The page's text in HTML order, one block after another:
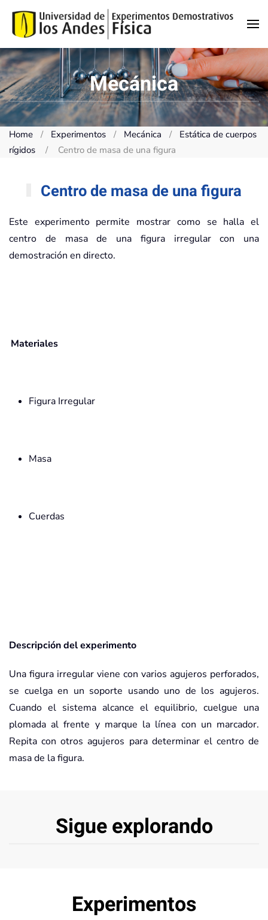
Skip to main content
Mecánica
Home Experimentos Mecánica
Estática de cuerpos
rígidos
Centro de masa de una figura
Centro de masa de una figura
Este experimento permite mostrar como se halla el
centro de masa de una figura irregular con una
demostración en directo.
Materiales
Figura Irregular
Masa
Cuerdas
Descripción del experimento
Una figura irregular viene con varios agujeros perforados,
se cuelga en un soporte usando uno de los agujeros.
Cuando el sistema alcance el equilibrio, cuelgue una
plomada al frente y marque la línea con un marcador.
Repita con otros agujeros para determinar el centro de
masa de la figura.
Sigue explorando
Experimentos